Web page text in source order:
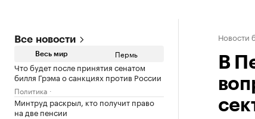
Все новости
Весь мир Пермь
Что будет после принятия сенатом
билля Грэма о санкциях против России
Политика
Минтруд раскрыл, кто получит право
на две пенсии
Новости
В